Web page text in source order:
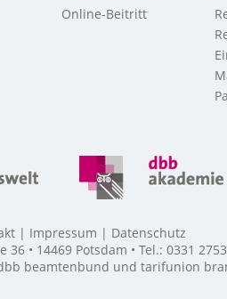
Online-Beitritt
Impressum
Datenschutz
14469 Potsdam • Tel.: 0331
beamtenbund und tarifunion